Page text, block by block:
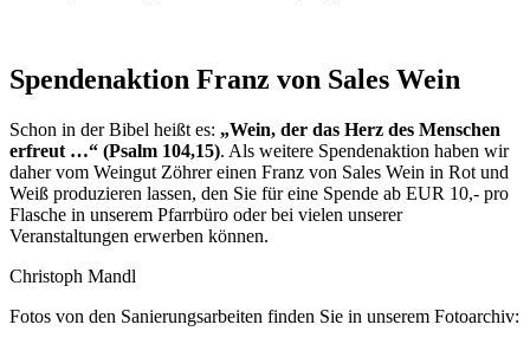
Spendenaktion Franz von Sales Wein
Schon in der Bibel heißt es: „Wein, der das Herz des Menschen
erfreut …“ (Psalm 104,15). Als weitere Spendenaktion haben wir
daher vom Weingut Zöhrer einen Franz von Sales Wein in Rot und
Weiß produzieren lassen, den Sie für eine Spende ab EUR 10,- pro
Flasche in unserem Pfarrbüro oder bei vielen unserer
Veranstaltungen erwerben können.
Christoph Mandl
Fotos von den Sanierungsarbeiten finden Sie in unserem Fotoarchiv: